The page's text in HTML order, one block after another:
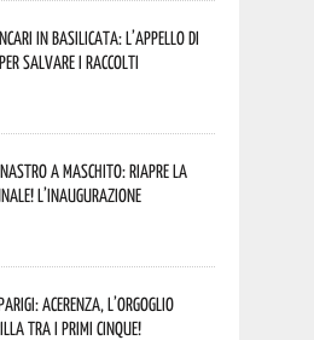
in Basilicata: l’appello di
salvare i raccolti
a Maschito: riapre la
L’inaugurazione
Acerenza, l’orgoglio
tra i primi cinque!